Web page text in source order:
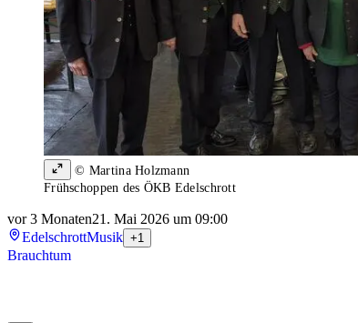
© Martina Holzmann
Frühschoppen des ÖKB Edelschrott
vor 3 Monaten21. Mai 2026 um 09:00
EdelschrottMusik +1
Brauchtum